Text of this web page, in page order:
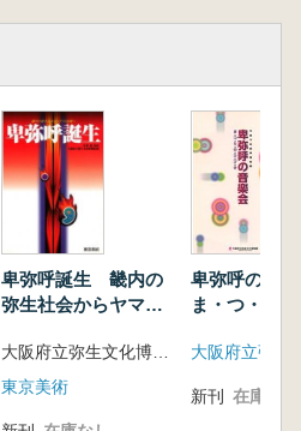
卑弥呼誕生 畿内の
弥生社会からヤマト
東京美術
卑弥呼の音
ま・つ・り
新刊 在庫なし